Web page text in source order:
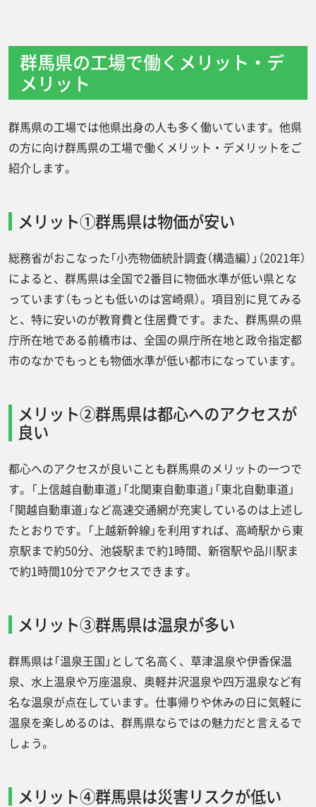
群馬県の工場で働くメリット・デ
メリット
群馬県の工場では他県出身の人も多く働いています。他県
の方に向け群馬県の工場で働くメリット・デメリットをご
紹介します。
メリット①群馬県は物価が安い
総務省がおこなった「小売物価統計調査（構造編）」（2021年）
によると、群馬県は全国で2番目に物価水準が低い県とな
っています（もっとも低いのは宮崎県）。項目別に見てみる
と、特に安いのが教育費と住居費です。また、群馬県の県
庁所在地である前橋市は、全国の県庁所在地と政令指定都
市のなかでもっとも物価水準が低い都市になっています。
メリット②群馬県は都心へのアクセスが
良い
都心へのアクセスが良いことも群馬県のメリットの一つで
す。「上信越自動車道」「北関東自動車道」「東北自動車道」
「関越自動車道」など高速交通網が充実しているのは上述し
たとおりです。「上越新幹線」を利用すれば、高崎駅から東
京駅まで約50分、池袋駅まで約1時間、新宿駅や品川駅ま
で約1時間10分でアクセスできます。
メリット③群馬県は温泉が多い
群馬県は「温泉王国」として名高く、草津温泉や伊香保温
泉、水上温泉や万座温泉、奥軽井沢温泉や四万温泉など有
名な温泉が点在しています。仕事帰りや休みの日に気軽に
温泉を楽しめるのは、群馬県ならではの魅力だと言えるで
しょう。
メリット④群馬県は災害リスクが低い